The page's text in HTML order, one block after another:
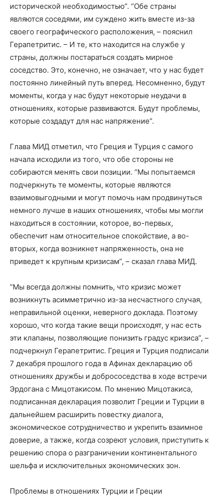
исторической необходимостью”. “Обе страны
являются соседями, им суждено жить вместе из-за
своего географического расположения, – пояснил
Герапетритис. – И те, кто находится на службе у
страны, должны постараться создать мирное
соседство. Это, конечно, не означает, что у нас будет
постоянно линейный путь вперед. Несомненно, будут
моменты, когда у нас будут некоторые неудачи в
отношениях, которые развиваются. Будут проблемы,
которые создадут для нас напряжение”.
Глава МИД отметил, что Греция и Турция с самого
начала исходили из того, что обе стороны не
собираются менять свои позиции. “Мы попытаемся
подчеркнуть те моменты, которые являются
взаимовыгодными и могут помочь нам продвинуться
немного лучше в наших отношениях, чтобы мы могли
находиться в состоянии, которое, во-первых,
обеспечит нам относительное спокойствие, а во-
вторых, когда возникнет напряженность, она не
приведет к крупным кризисам”, – сказал глава МИД.
“Мы всегда должны помнить, что кризис может
возникнуть асимметрично из-за несчастного случая,
неправильной оценки, неверного доклада. Поэтому
хорошо, что когда такие вещи происходят, у нас есть
эти клапаны, позволяющие понизить градус кризиса”, –
подчеркнул Герапетритис. Греция и Турция подписали
7 декабря прошлого года в Афинах декларацию об
отношениях дружбы и добрососедства в ходе встречи
Эрдогана с Мицотакисом. По мнению Мицотакиса,
подписанная декларация позволит Греции и Турции в
дальнейшем расширить повестку диалога,
экономическое сотрудничество и укрепить взаимное
доверие, а также, когда созреют условия, приступить к
решению спора о разграничении континентального
шельфа и исключительных экономических зон.
Проблемы в отношениях Турции и Греции